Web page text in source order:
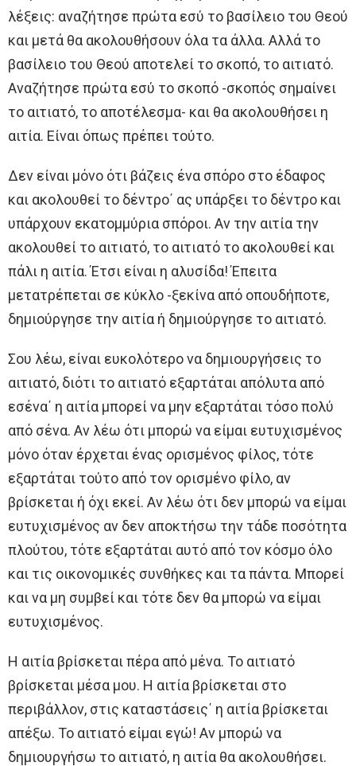
λέξεις: αναζήτησε πρώτα εσύ το βασίλειο του Θεού
και μετά θα ακολουθήσουν όλα τα άλλα. Αλλά το
βασίλειο του Θεού αποτελεί το σκοπό, το αιτιατό.
Αναζήτησε πρώτα εσύ το σκοπό -σκοπός σημαίνει
το αιτιατό, το αποτέλεσμα- και θα ακολουθήσει η
αιτία. Είναι όπως πρέπει τούτο.
Δεν είναι μόνο ότι βάζεις ένα σπόρο στο έδαφος
και ακολουθεί το δέντρο΄ ας υπάρξει το δέντρο και
υπάρχουν εκατομμύρια σπόροι. Αν την αιτία την
ακολουθεί το αιτιατό, το αιτιατό το ακολουθεί και
πάλι η αιτία. Έτσι είναι η αλυσίδα! Έπειτα
μετατρέπεται σε κύκλο -ξεκίνα από οπουδήποτε,
δημιούργησε την αιτία ή δημιούργησε το αιτιατό.
Σου λέω, είναι ευκολότερο να δημιουργήσεις το
αιτιατό, διότι το αιτιατό εξαρτάται απόλυτα από
εσένα΄ η αιτία μπορεί να μην εξαρτάται τόσο πολύ
από σένα. Αν λέω ότι μπορώ να είμαι ευτυχισμένος
μόνο όταν έρχεται ένας ορισμένος φίλος, τότε
εξαρτάται τούτο από τον ορισμένο φίλο, αν
βρίσκεται ή όχι εκεί. Αν λέω ότι δεν μπορώ να είμαι
ευτυχισμένος αν δεν αποκτήσω την τάδε ποσότητα
πλούτου, τότε εξαρτάται αυτό από τον κόσμο όλο
και τις οικονομικές συνθήκες και τα πάντα. Μπορεί
και να μη συμβεί και τότε δεν θα μπορώ να είμαι
ευτυχισμένος.
Η αιτία βρίσκεται πέρα από μένα. Το αιτιατό
βρίσκεται μέσα μου. Η αιτία βρίσκεται στο
περιβάλλον, στις καταστάσεις΄ η αιτία βρίσκεται
απέξω. Το αιτιατό είμαι εγώ! Αν μπορώ να
δημιουργήσω το αιτιατό, η αιτία θα ακολουθήσει.